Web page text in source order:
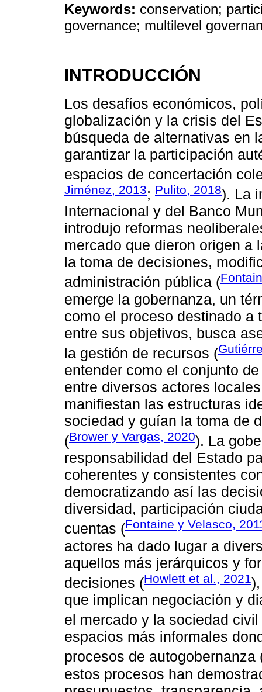
Keywords: conservation;
governance; multilevel
INTRODUCCIÓN
Los desafíos económicos,
globalización y la crisis del
búsqueda de alternativas en
garantizar la participación
espacios de concertación
Jiménez, 2013; Pulito, 2018). La
Internacional y del Banco
introdujo reformas
mercado que dieron origen a
la toma de decisiones,
administración pública (
emerge la gobernanza, un
como el proceso destinado a
entre sus objetivos, busca
la gestión de recursos (
entender como el conjunto
entre diversos actores
manifiestan las estructuras
sociedad y guían la toma de
(Brower y Vargas, 2020). La
responsabilidad del Estado
coherentes y consistentes
democratizando así las
diversidad, participación
cuentas (Fontaine y Velasco,
actores ha dado lugar a
aquellos más jerárquicos y
decisiones (Howlett et al., 2021
que implican negociación y
el mercado y la sociedad civil
espacios más informales
procesos de autogobernanza
estos procesos han